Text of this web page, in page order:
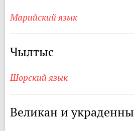
Марийский язык
Чылтыс
Шорский язык
Великан и